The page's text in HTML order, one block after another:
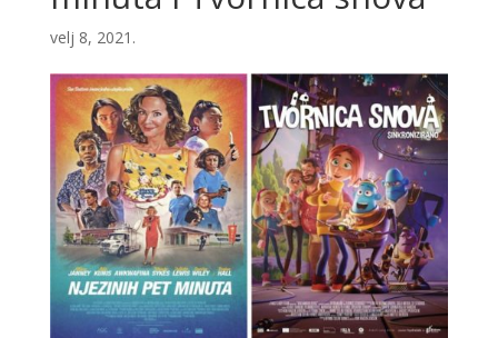
velj 8, 2021.